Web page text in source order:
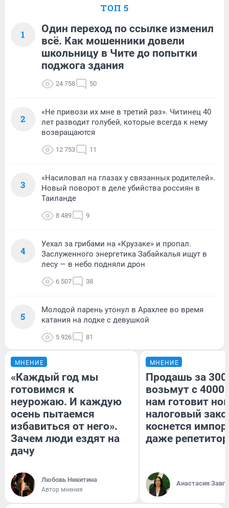
ТОП 5
1
Один переход по ссылке изменил
всё. Как мошенники довели
школьницу в Чите до попытки
поджога здания
24 758 50
2
«Не привози их мне в третий раз». Читинец 40
лет разводит голубей, которые всегда к нему
возвращаются
12 753 11
3
«Насиловал на глазах у связанных родителей».
Новый поворот в деле убийства россиян в
Таиланде
8 489 9
4
Уехал за грибами на «Крузаке» и пропал.
Заслуженного энергетика Забайкалья ищут в
лесу — в небо подняли дрон
6 507 38
5
Молодой парень утонул в Арахлее во время
катания на лодке с девушкой
5 926 81
МНЕНИЕ
«Каждый год мы
готовимся к
неурожаю. И каждую
осень пытаемся
избавиться от него».
Зачем люди ездят на
дачу
Любовь Никитина
Автор мнения
МНЕНИЕ
Продашь за
возьмут с
нам готовит
налоговый
коснется
даже
Анастасия